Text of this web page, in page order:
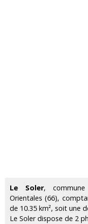
Le Soler,
Orientales (66),
de 10.35 km², soit une
Le Soler dispose de 2